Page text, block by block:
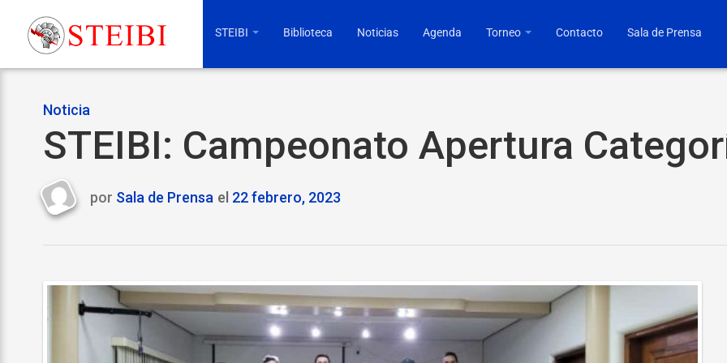
STEIBI Biblioteca Noticias Agenda Torneo Contacto Sala de Prensa
Noticia
STEIBI: Campeonato Apertura
Last
2023
por Sala de Prensa el 22 febrero, 2023
2799-